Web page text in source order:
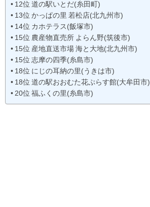
12位 道の駅いとだ(糸田町)
13位 かっぱの里 若松店(北九州市)
14位 カホテラス(飯塚市)
15位 農産物直売所 よらん野(筑後市)
15位 産地直送市場 海と大地(北九州市)
15位 志摩の四季(糸島市)
18位 にじの耳納の里(うきは市)
18位 道の駅おおむた花ぷらす館(大牟田市)
20位 福ふくの里(糸島市)